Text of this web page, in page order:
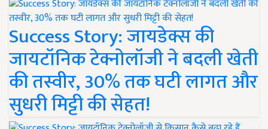
Success Story: जायडेक्स की
जायटॉनिक टेक्नोलॉजी ने बदली खेती
की तस्वीर, 30% तक घटी लागत और
सुधरी मिट्टी की सेहत!